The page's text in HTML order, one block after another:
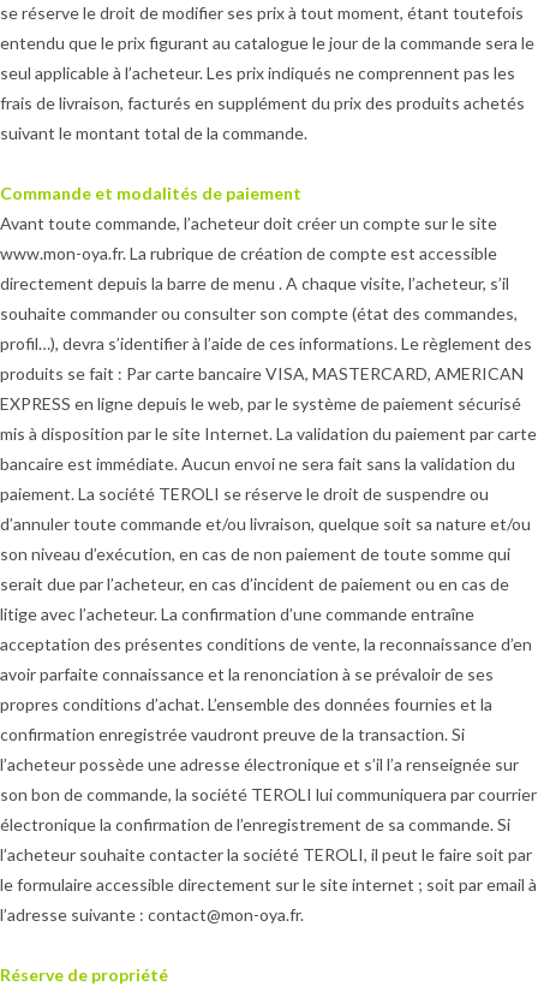
se réserve le droit de modifier ses prix à tout moment, étant toutefois
entendu que le prix figurant au catalogue le jour de la commande sera le
seul applicable à l’acheteur. Les prix indiqués ne comprennent pas les
frais de livraison, facturés en supplément du prix des produits achetés
suivant le montant total de la commande.
Commande et modalités de paiement
Avant toute commande, l’acheteur doit créer un compte sur le site
www.mon-oya.fr. La rubrique de création de compte est accessible
directement depuis la barre de menu . A chaque visite, l’acheteur, s’il
souhaite commander ou consulter son compte (état des commandes,
profil…), devra s’identifier à l’aide de ces informations. Le règlement des
produits se fait : Par carte bancaire VISA, MASTERCARD, AMERICAN
EXPRESS en ligne depuis le web, par le système de paiement sécurisé
mis à disposition par le site Internet. La validation du paiement par carte
bancaire est immédiate. Aucun envoi ne sera fait sans la validation du
paiement. La société TEROLI se réserve le droit de suspendre ou
d’annuler toute commande et/ou livraison, quelque soit sa nature et/ou
son niveau d’exécution, en cas de non paiement de toute somme qui
serait due par l’acheteur, en cas d’incident de paiement ou en cas de
litige avec l’acheteur. La confirmation d’une commande entraîne
acceptation des présentes conditions de vente, la reconnaissance d’en
avoir parfaite connaissance et la renonciation à se prévaloir de ses
propres conditions d’achat. L’ensemble des données fournies et la
confirmation enregistrée vaudront preuve de la transaction. Si
l’acheteur possède une adresse électronique et s’il l’a renseignée sur
son bon de commande, la société TEROLI lui communiquera par courrier
électronique la confirmation de l’enregistrement de sa commande. Si
l’acheteur souhaite contacter la société TEROLI, il peut le faire soit par
le formulaire accessible directement sur le site internet ; soit par email à
l’adresse suivante : contact@mon-oya.fr.
Réserve de propriété